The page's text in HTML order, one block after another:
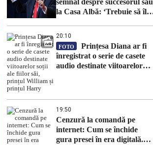
semnal despre succesorul său
la Casa Albă: ‘Trebuie să îl
20:10
FOTO
Prințesa Diana ar fi
înregistrat o serie de casete
audio destinate viitoarelor
19:50
Cenzură la comandă pe
internet: Cum se închide
gura presei în era digitală.